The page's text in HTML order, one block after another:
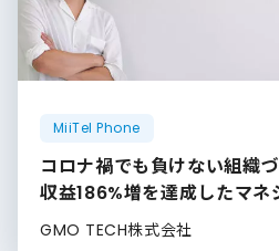
MiiTel Phone
コロナ禍でも負けない組織
収益186%増を達成したマネ
GMO TECH株式会社